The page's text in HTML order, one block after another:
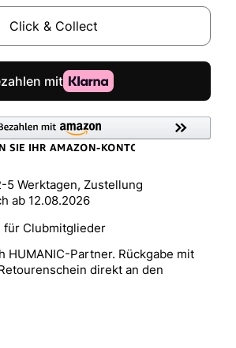
Click & Collect
5 Werktagen, Zustellung
ab 12.08.2026
für Clubmitglieder
HUMANIC-Partner. Rückgabe mit
direkt an den